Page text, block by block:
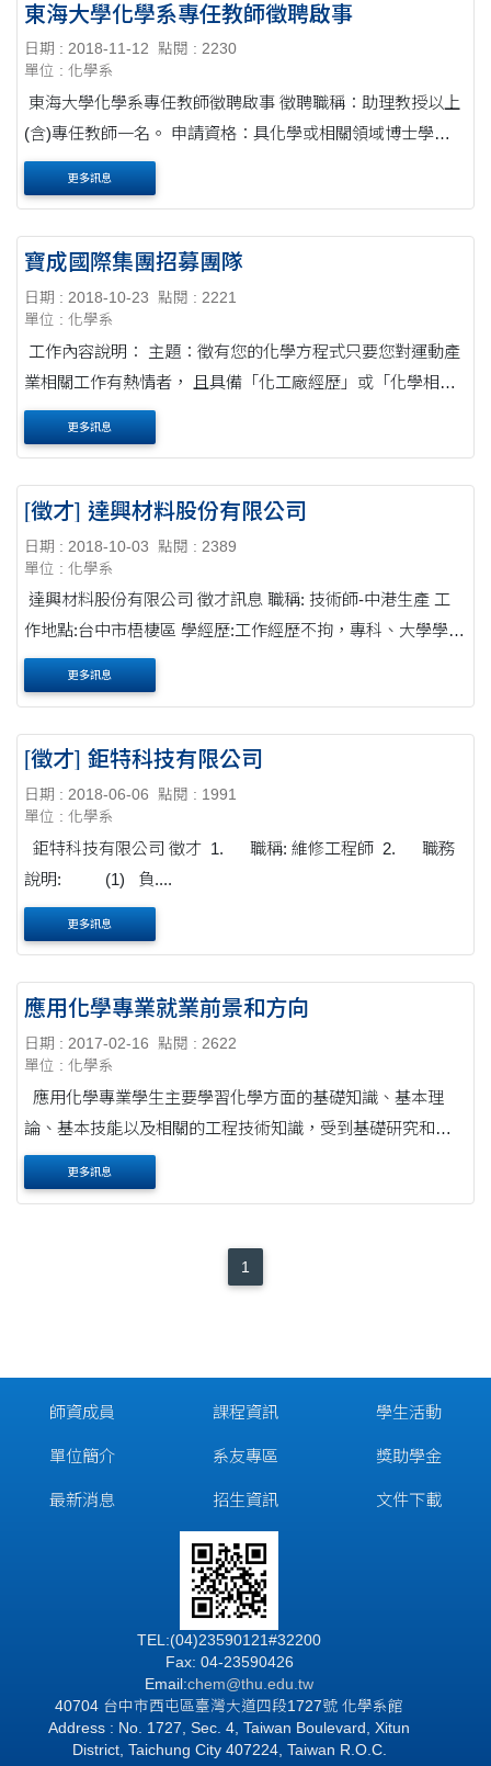
東海大學化學系專任教師徵聘啟事
日期 : 2018-11-12
點閱 : 2230
單位 : 化學系
東海大學化學系專任教師徵聘啟事 徵聘職稱：助理教授以上
(含)專任教師一名。 申請資格：具化學或相關領域博士學
位，有博士後研究或教學(英語授課)經驗者優先考慮。 學術
領域專長：有機化學。 起聘日期：民....
更多訊息
寶成國際集團招募團隊
日期 : 2018-10-23
點閱 : 2221
單位 : 化學系
工作內容說明： 主題：徵有您的化學方程式只要您對運動產
業相關工作有熱情者， 且具備「化工廠經歷」或「化學相關
學歷背景」， 誠摯邀請您加入★化工人才培訓班★ ▶【科系
要求】化學工程、材料工程相關 ....
更多訊息
[徵才] 達興材料股份有限公司
日期 : 2018-10-03
點閱 : 2389
單位 : 化學系
達興材料股份有限公司 徵才訊息 職稱: 技術師-中港生產 工
作地點:台中市梧棲區 學經歷:工作經歷不拘，專科、大學學歷
人數: 3人 職務說明如下: 1. 製造現場反應釜生產操作,試製 2.
製程中品質檢驗 3. 生產相關....
更多訊息
[徵才] 鉅特科技有限公司
日期 : 2018-06-06
點閱 : 1991
單位 : 化學系
鉅特科技有限公司 徵才 1. 職稱: 維修工程師 2. 職務
說明: (1) 負....
更多訊息
應用化學專業就業前景和方向
日期 : 2017-02-16
點閱 : 2622
單位 : 化學系
論、基本技能以及相關的工程技術知識，受到基礎研究和應
用基礎研究方面的科學思維和科學實驗訓練，具有較好的科
學素養，具備運用所學知識和實驗技....
更多訊息
1
師資成員
單位簡介
最新消息
課程資訊
系友專區
招生資訊
學生活動
獎助學金
文件下載
TEL:(04)23590121#32200
Fax: 04-23590426
Email:chem@thu.edu.tw
40704 台中市西屯區臺灣大道四段1727號 化學系館
Address : No. 1727, Sec. 4, Taiwan Boulevard, Xitun
District, Taichung City 407224, Taiwan R.O.C.